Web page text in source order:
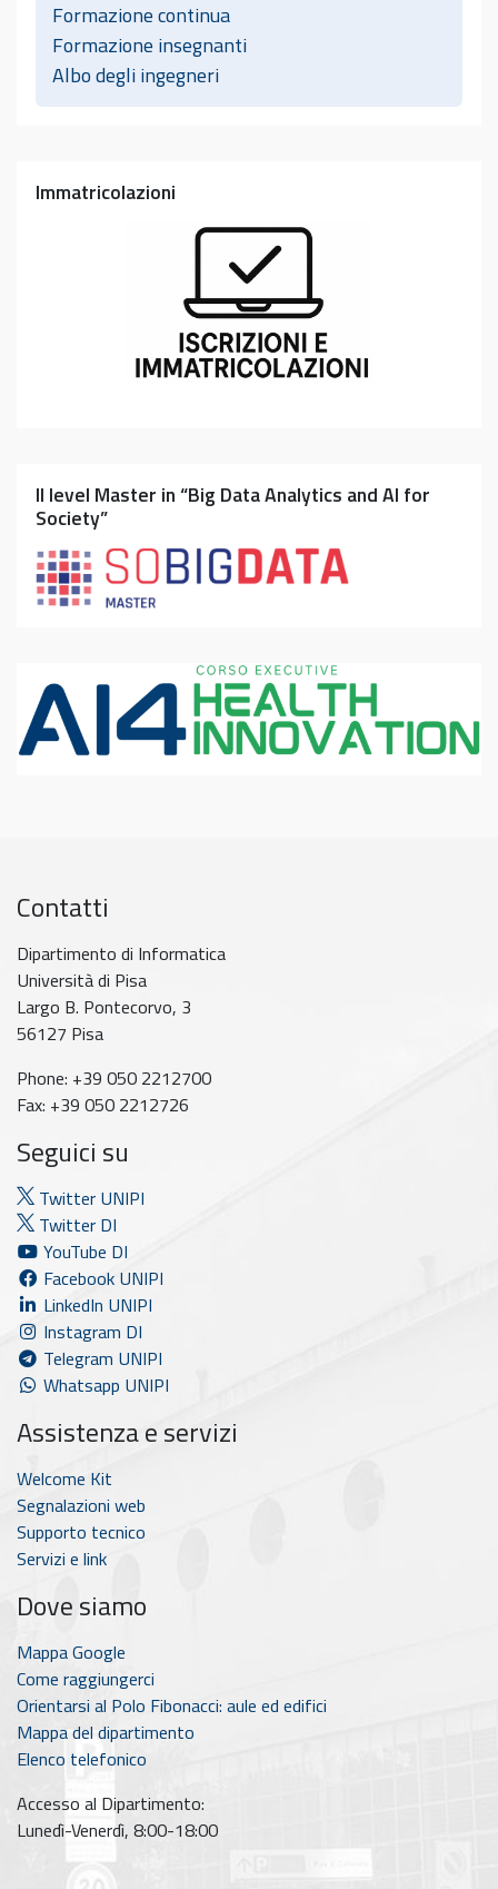
Formazione continua
Formazione insegnanti
Albo degli ingegneri
Immatricolazioni
II level Master in “Big Data Analytics and AI for
Society”
Contatti
Dipartimento di Informatica
Università di Pisa
Largo B. Pontecorvo, 3
56127 Pisa
Phone: +39 050 2212700
Fax: +39 050 2212726
Seguici su
Twitter UNIPI
Twitter DI
YouTube DI
Facebook UNIPI
LinkedIn UNIPI
Instagram DI
Telegram UNIPI
Whatsapp UNIPI
Assistenza e servizi
Welcome Kit
Segnalazioni web
Supporto tecnico
Servizi e link
Dove siamo
Mappa Google
Come raggiungerci
Orientarsi al Polo Fibonacci: aule ed edifici
Mappa del dipartimento
Elenco telefonico
Accesso al Dipartimento:
Lunedì-Venerdì, 8:00-18:00